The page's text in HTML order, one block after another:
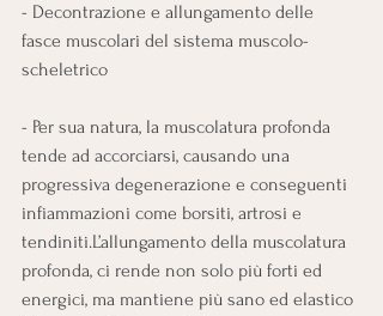
- Decontrazione e allungamento delle
fasce muscolari del sistema muscolo-
scheletrico
- Per sua natura, la muscolatura profonda
tende ad accorciarsi, causando una
progressiva degenerazione e conseguenti
infiammazioni come borsiti, artrosi e
tendiniti.L’allungamento della muscolatura
profonda, ci rende non solo più forti ed
energici, ma mantiene più sano ed elastico